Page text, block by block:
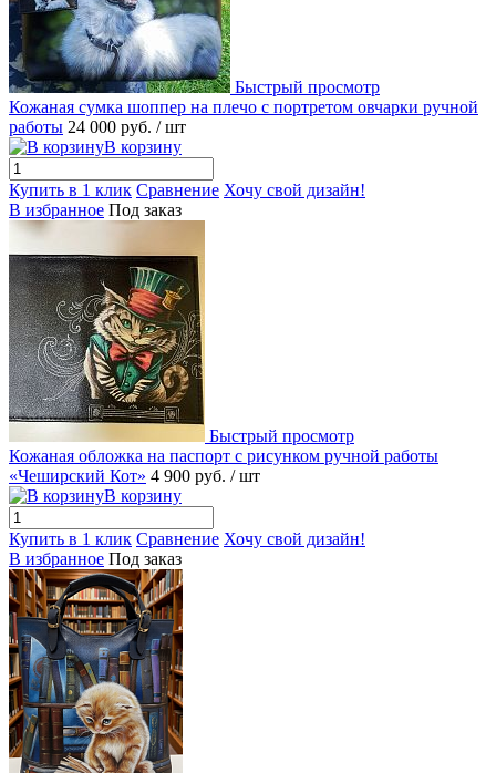
Быстрый просмотр
Кожаная сумка шоппер на плечо с портретом овчарки ручной
работы 24 000 руб. / шт
В корзину
Купить в 1 клик Сравнение Хочу свой дизайн!
В избранное Под заказ
Быстрый просмотр
Кожаная обложка на паспорт с рисунком ручной работы
«Чеширский Кот» 4 900 руб. / шт
В корзину
Купить в 1 клик Сравнение Хочу свой дизайн!
В избранное Под заказ